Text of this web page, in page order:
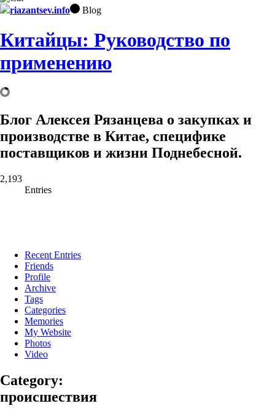
riazantsev.info Blog
Китайцы: Руководство по
применению
Блог Алексея Рязанцева о закупках и
производстве в Китае, специфике
поставщиков и жизни Поднебесной.
2,193
Entries
Recent Entries
Friends
Profile
Archive
Tags
Categories
Memories
My Website
Photos
Video
Category:
происшествия